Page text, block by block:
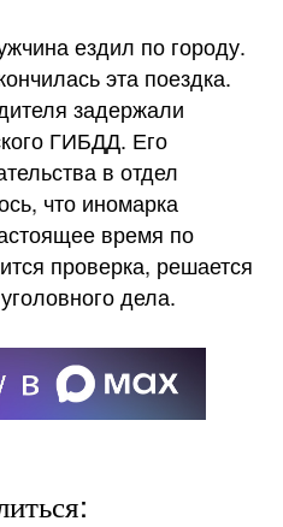
ездил по городу.
эта поездка.
задержали
ГИБДД. Его
в отдел
что иномарка
время по
проверка, решается
дела.